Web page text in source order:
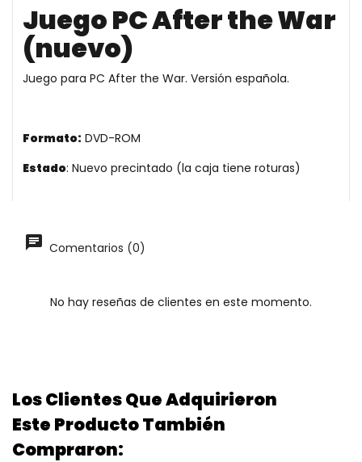
Juego PC After the War
(nuevo)
Juego para PC After the War. Versión española.
Formato: DVD-ROM
Estado: Nuevo precintado (la caja tiene roturas)
Comentarios (0)
No hay reseñas de clientes en este momento.
Los Clientes Que Adquirieron
Este Producto También
Compraron: